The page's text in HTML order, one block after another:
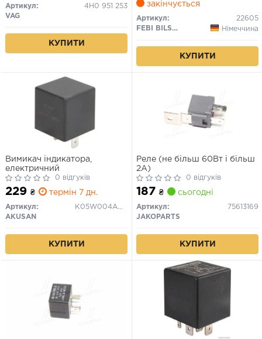
Артикул:
4H0 951 253
VAG
КУПИТИ
закінчується
Артикул:
22605
FEBI BILSTEIN
Німеччина
КУПИТИ
Вимикач індикатора,
електричний
0 відгуків
229 ₴ термін 7 дн.
Артикул:
K05W004AKN
AKUSAN
КУПИТИ
Реле (не більш 60Вт і більш
2А)
0 відгуків
187 ₴ сьогодні
Артикул:
75613169
JAKOPARTS
КУПИТИ